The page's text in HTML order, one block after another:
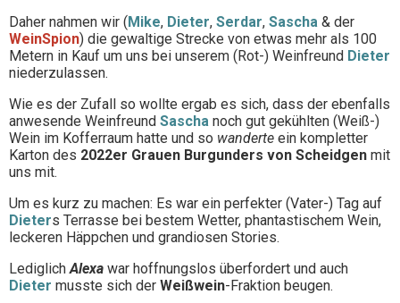
Daher nahmen wir (Mike, Dieter, Serdar, Sascha & der
WeinSpion) die gewaltige Strecke von etwas mehr als 100
Metern in Kauf um uns bei unserem (Rot-) Weinfreund Dieter
niederzulassen.
Wie es der Zufall so wollte ergab es sich, dass der ebenfalls
anwesende Weinfreund Sascha noch gut gekühlten (Weiß-)
Wein im Kofferraum hatte und so wanderte ein kompletter
Karton des 2022er Grauen Burgunders von Scheidgen mit
uns mit.
Um es kurz zu machen: Es war ein perfekter (Vater-) Tag auf
Dieters Terrasse bei bestem Wetter, phantastischem Wein,
leckeren Häppchen und grandiosen Stories.
Lediglich Alexa war hoffnungslos überfordert und auch
Dieter musste sich der Weißwein-Fraktion beugen.